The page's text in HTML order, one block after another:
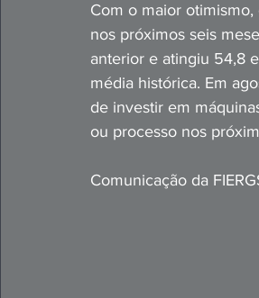
Com o maior
nos próximos seis
anterior e atingiu 54,8
média histórica. Em
de investir em
ou processo nos
Comunicação da